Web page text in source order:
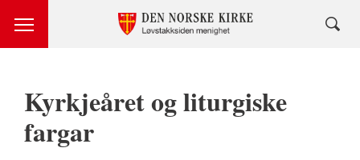
Kyrkjeåret og liturgiske
fargar